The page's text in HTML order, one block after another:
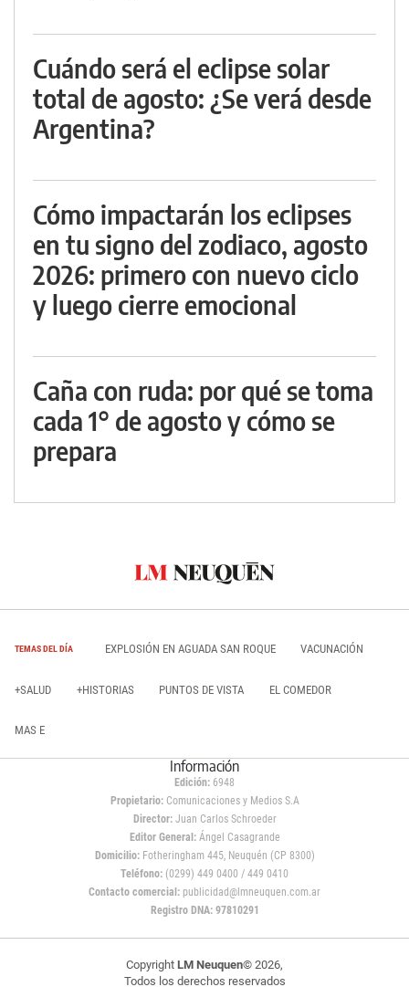
Cuándo será el eclipse solar
total de agosto: ¿Se verá desde
Argentina?
Cómo impactarán los eclipses
en tu signo del zodiaco, agosto
2026: primero con nuevo ciclo
y luego cierre emocional
Caña con ruda: por qué se toma
cada 1° de agosto y cómo se
prepara
TEMAS DEL DÍA EXPLOSIÓN EN AGUADA SAN ROQUE VACUNACIÓN
+SALUD +HISTORIAS PUNTOS DE VISTA EL COMEDOR
MAS E
Información
Edición: 6948
Propietario:Comunicaciones y Medios S.A
Director: Juan Carlos Schroeder
Editor General:Ángel Casagrande
Domicilio:Fotheringham 445, Neuquén (CP 8300)
Teléfono: (0299) 449 0400 / 449 0410
Contacto comercial: publicidad@lmneuquen.com.ar
Registro DNA: 97810291
Copyright LM Neuquen© 2026,
Todos los derechos reservados